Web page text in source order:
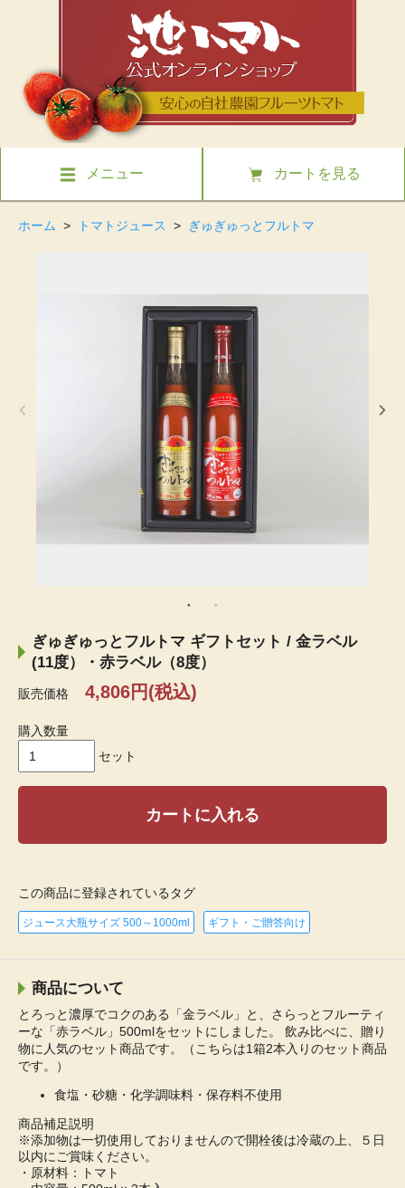
メニュー カートを見る
ホーム > トマトジュース > ぎゅぎゅっとフルトマ
ぎゅぎゅっとフルトマ ギフトセット / 金ラベル
(11度）・赤ラベル（8度）
販売価格 4,806円(税込)
購入数量
セット
カートに入れる
この商品に登録されているタグ
ジュース大瓶サイズ 500～1000ml ギフト・ご贈答向け
商品について
とろっと濃厚でコクのある「金ラベル」と、さらっとフルーティ
ーな「赤ラベル」500mlをセットにしました。 飲み比べに、贈り
物に人気のセット商品です。（こちらは1箱2本入りのセット商品
です。）
食塩・砂糖・化学調味料・保存料不使用
商品補足説明
※添加物は一切使用しておりませんので開栓後は冷蔵の上、５日
以内にご賞味ください。
・原材料：トマト